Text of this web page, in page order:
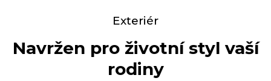
Exteriér
Navržen pro životní styl vaší
rodiny